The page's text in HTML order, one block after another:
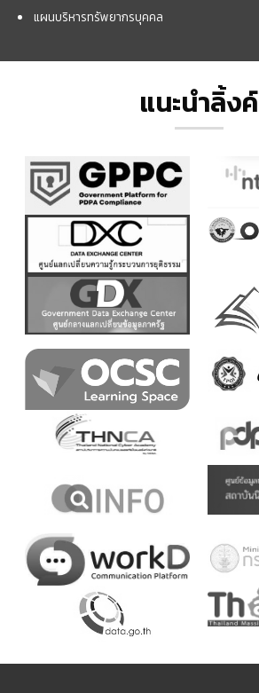
แผนบริหารทรัพยากรบุคคล
แนะนำลิ้งค์